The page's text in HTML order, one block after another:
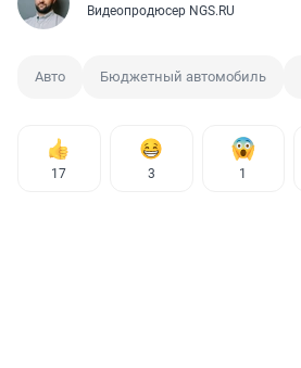
Видеопродюсер NGS.RU
Авто Бюджетный автомобиль
17 3 1